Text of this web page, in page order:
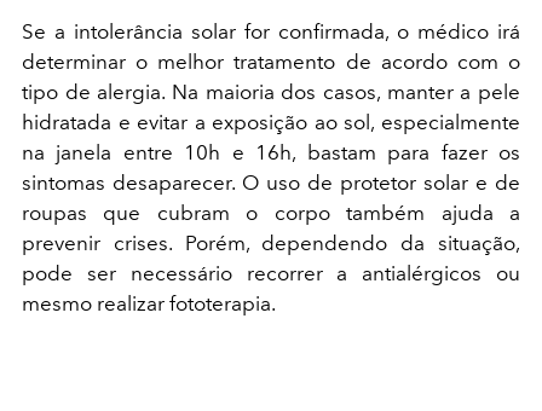
Se a intolerância solar for confirmada, o médico irá
determinar o melhor tratamento de acordo com o
tipo de alergia. Na maioria dos casos, manter a pele
hidratada e evitar a exposição ao sol, especialmente
na janela entre 10h e 16h, bastam para fazer os
sintomas desaparecer. O uso de protetor solar e de
roupas que cubram o corpo também ajuda a
prevenir crises. Porém, dependendo da situação,
pode ser necessário recorrer a antialérgicos ou
mesmo realizar fototerapia.